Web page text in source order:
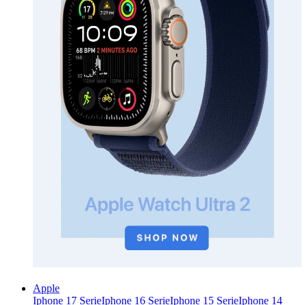
Apple
Iphone 17 SerieIphone 16 SerieIphone 15 SerieIphone 14